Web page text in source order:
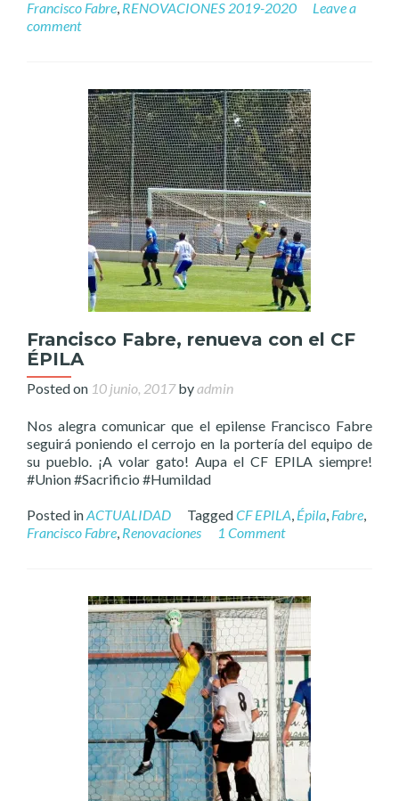
Francisco Fabre, RENOVACIONES 2019-2020
Leave a
comment
Francisco Fabre, renueva con el CF
ÉPILA
Posted on 10 junio, 2017byadmin
Nos alegra comunicar que el epilense Francisco Fabre
seguirá poniendo el cerrojo en la portería del equipo de
su pueblo. ¡A volar gato! Aupa el CF EPILA siempre!
#Union #Sacrificio #Humildad
Posted inACTUALIDAD TaggedCF EPILA, Épila, Fabre,
Francisco Fabre, Renovaciones 1 Comment